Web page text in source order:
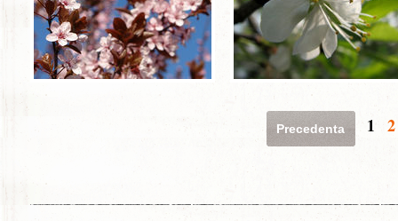
Precedenta 1 2